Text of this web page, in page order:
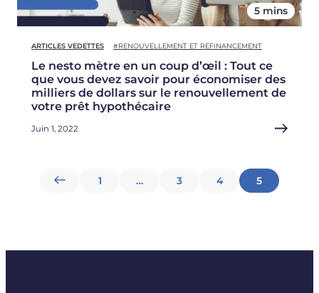
5 mins
ARTICLES VEDETTES #RENOUVELLEMENT ET REFINANCEMENT
Le nesto mètre en un coup d’œil : Tout ce
que vous devez savoir pour économiser des
milliers de dollars sur le renouvellement de
votre prêt hypothécaire
Juin 1, 2022
Pagination
1 … 3 4 5